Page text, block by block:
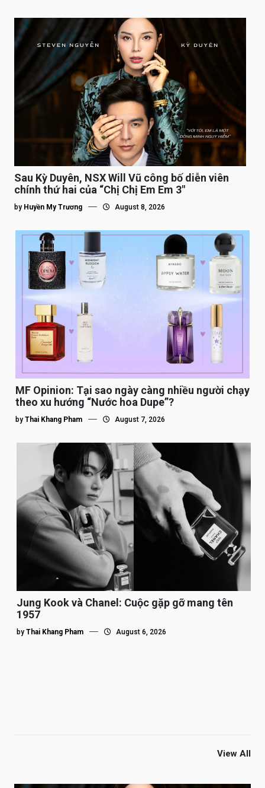
Sau Kỳ Duyên, NSX Will Vũ công bố diễn viên
chính thứ hai của “Chị Chị Em Em 3″
by Huyền My Trương August 8, 2026
MF Opinion: Tại sao ngày càng nhiều người chạy
theo xu hướng “Nước hoa Dupe”?
by Thai Khang Pham August 7, 2026
Jung Kook và Chanel: Cuộc gặp gỡ mang tên
1957
by Thai Khang Pham August 6, 2026
View All